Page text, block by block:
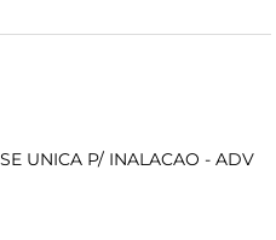
UNICA P/ INALACAO - ADV